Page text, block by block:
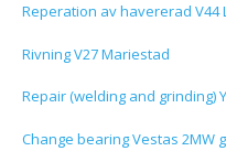
Reperation av havererad V44
Rivning V27 Mariestad
Repair (welding and grinding)
Change bearing Vestas 2MW